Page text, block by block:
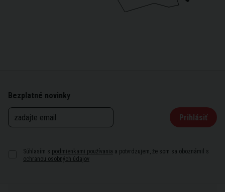
Bezplatné novinky
Prihlásiť
Súhlasím s podmienkami používania a potvrdzujem, že som sa oboznámil s
ochranou osobných údajov